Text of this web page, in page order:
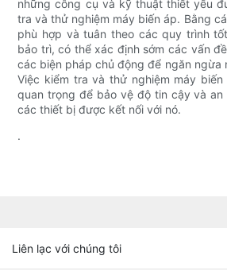
những công cụ và kỹ thuật thiết yếu
tra và thử nghiệm máy biến áp. Bằng
phù hợp và tuân theo các quy trình
bảo trì, có thể xác định sớm các vấn
các biện pháp chủ động để ngăn ngừa
Việc kiểm tra và thử nghiệm máy
quan trọng để bảo vệ độ tin cậy và an
các thiết bị được kết nối với nó.
.
Liên lạc với chúng tôi